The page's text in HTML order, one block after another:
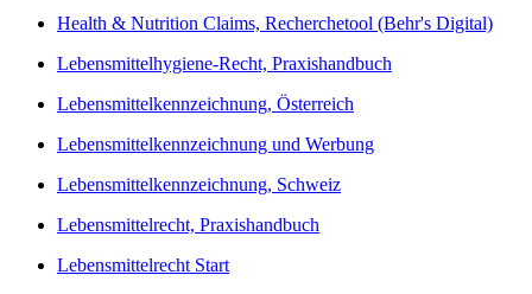
Health & Nutrition Claims, Recherchetool (Behr's Digital)
Lebensmittelhygiene-Recht, Praxishandbuch
Lebensmittelkennzeichnung, Österreich
Lebensmittelkennzeichnung und Werbung
Lebensmittelkennzeichnung, Schweiz
Lebensmittelrecht, Praxishandbuch
Lebensmittelrecht Start